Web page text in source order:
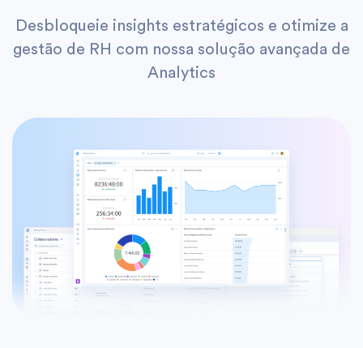
Desbloqueie insights estratégicos e otimize a
gestão de RH com nossa solução avançada de
Analytics